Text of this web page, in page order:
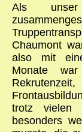
Als
Chaumont
also mit
Monate
trotz vielen
besonders